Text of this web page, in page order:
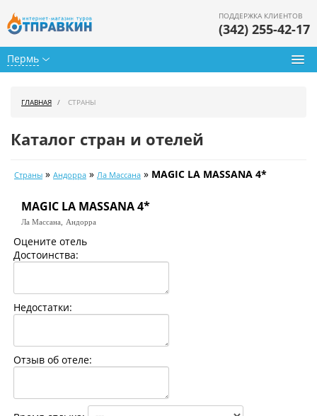
Пермь
ПОДДЕРЖКА КЛИЕНТОВ
(342) 255-42-17
Календарь туров
Цены дня
Страны
ГЛАВНАЯ СТРАНЫ
Каталог стран и отелей
Страны » Андорра » Ла Массана » MAGIC LA MASSANA 4*
MAGIC LA MASSANA 4*
Ла Массана, Андорра
Оцените отель
Достоинства:
Недостатки:
Отзыв об отеле: